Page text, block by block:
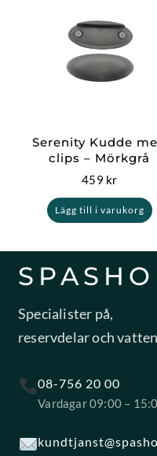
Serenity Kudde
clips – Mörkgrå
459 kr
Lägg till i varukorg
Specialister på,
reservdelar och
08-756 20 00
Vardagar 09:00 –